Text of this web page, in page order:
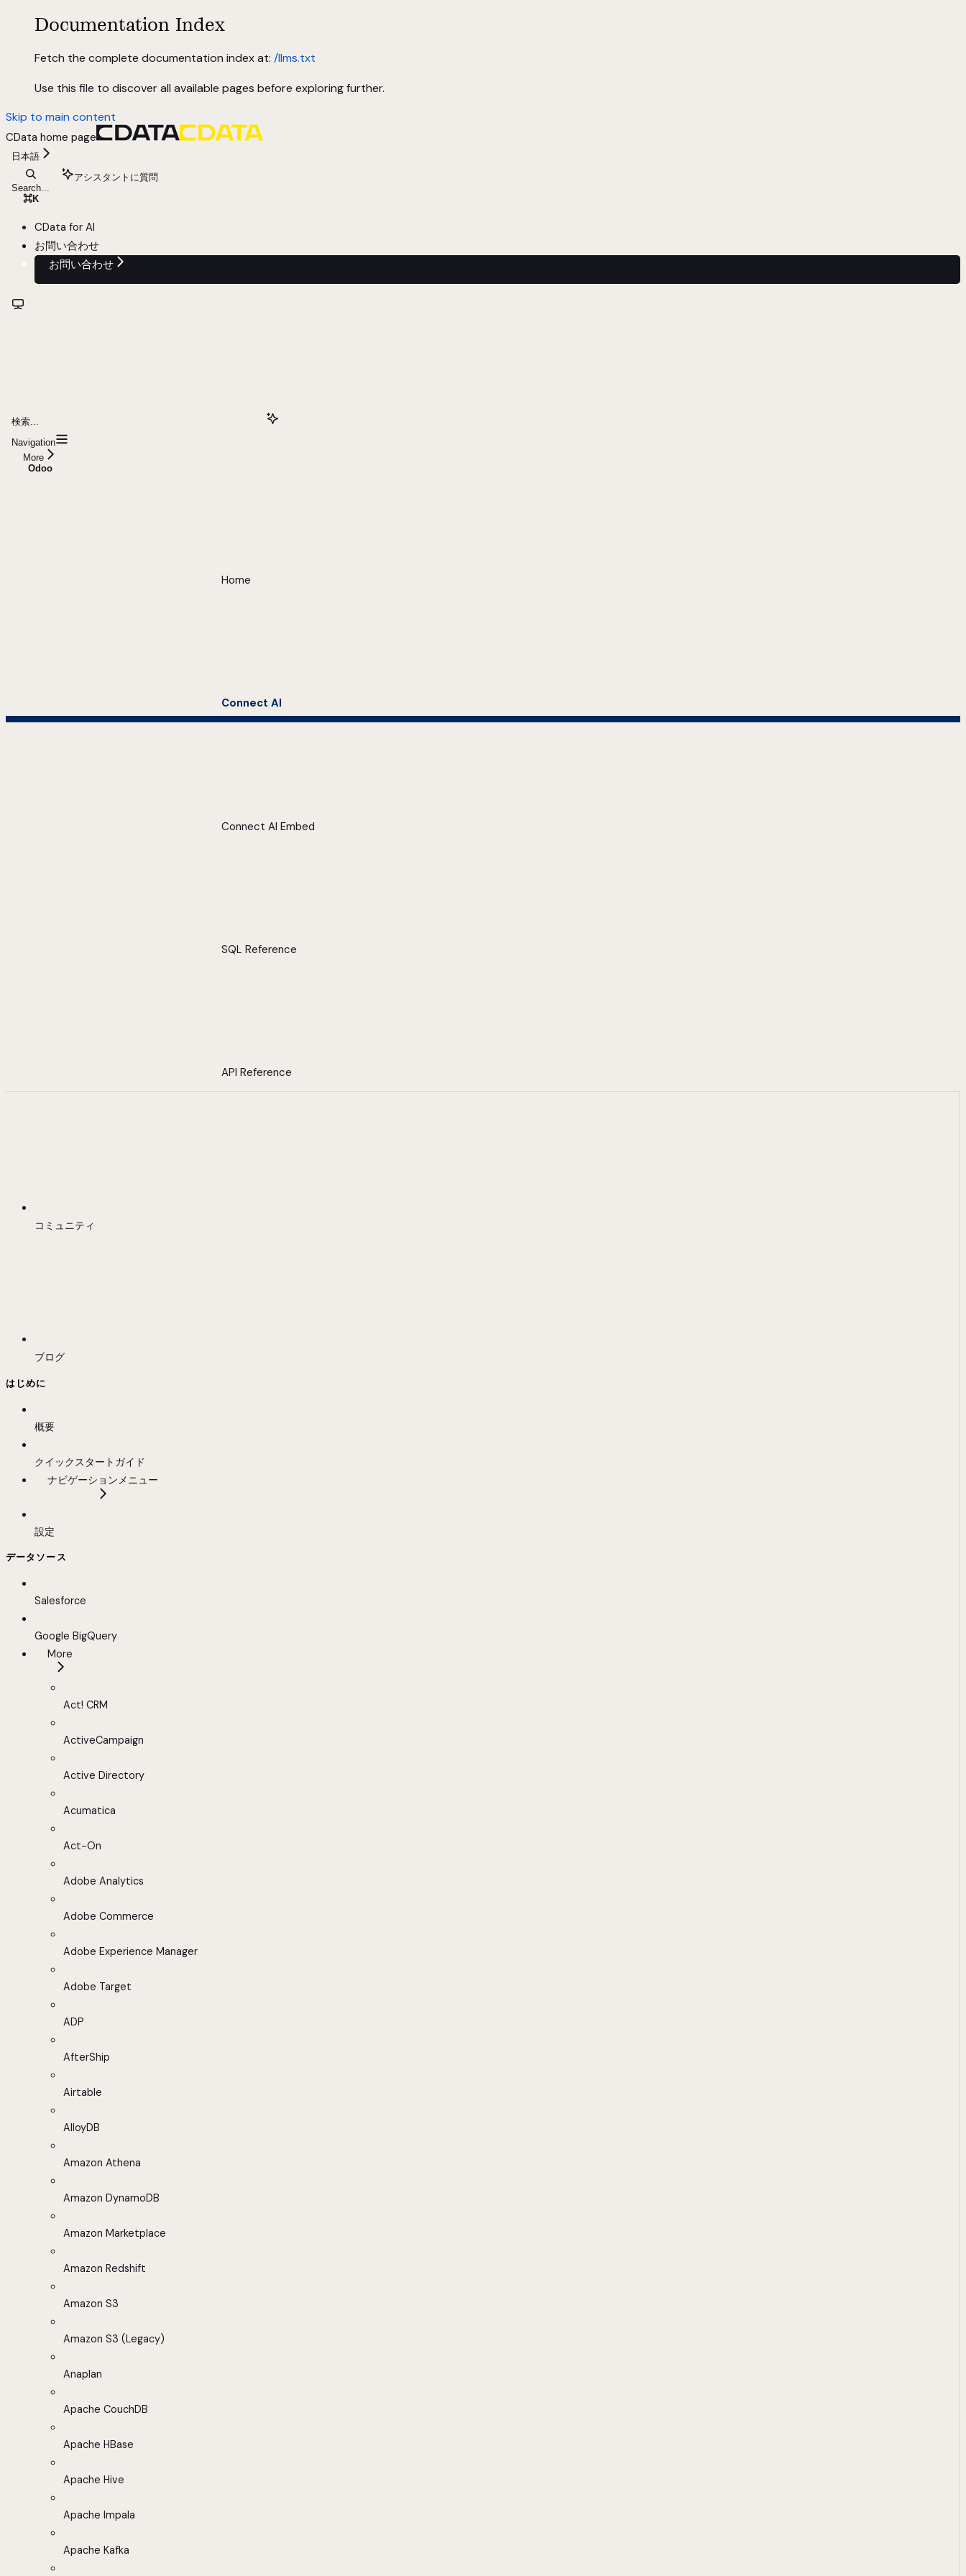
Documentation Index
Fetch the complete documentation index at: /llms.txt
Use this file to discover all available pages before exploring further.
Skip to main content
CData home page
日本語
Search...
⌘K
アシスタントに質問
CData for AI
お問い合わせ
お問い合わせ
検索...
Navigation
More
Odoo
Home
Connect AI
Connect AI Embed
SQL Reference
API Reference
コミュニティ
ブログ
はじめに
概要
クイックスタートガイド
ナビゲーションメニュー
設定
データソース
Salesforce
Google BigQuery
More
Act! CRM
ActiveCampaign
Active Directory
Acumatica
Act-On
Adobe Analytics
Adobe Commerce
Adobe Experience Manager
Adobe Target
ADP
AfterShip
Airtable
AlloyDB
Amazon Athena
Amazon DynamoDB
Amazon Marketplace
Amazon Redshift
Amazon S3
Amazon S3 (Legacy)
Anaplan
Apache CouchDB
Apache HBase
Apache Hive
Apache Impala
Apache Kafka